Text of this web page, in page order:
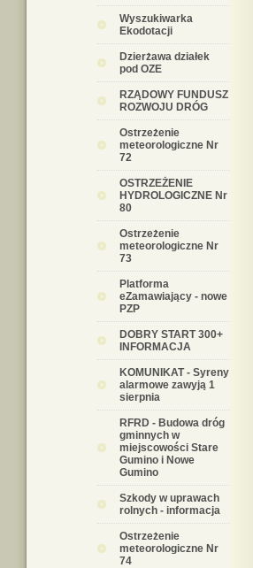
Wyszukiwarka
Ekodotacji
Dzierżawa działek
pod OZE
RZĄDOWY FUNDUSZ
ROZWOJU DRÓG
Ostrzeżenie
meteorologiczne Nr
72
OSTRZEŻENIE
HYDROLOGICZNE Nr
80
Ostrzeżenie
meteorologiczne Nr
73
Platforma
eZamawiający - nowe
PZP
DOBRY START 300+
INFORMACJA
KOMUNIKAT - Syreny
alarmowe zawyją 1
sierpnia
RFRD - Budowa dróg
gminnych w
miejscowości Stare
Gumino i Nowe
Gumino
Szkody w uprawach
rolnych - informacja
Ostrzeżenie
meteorologiczne Nr
74